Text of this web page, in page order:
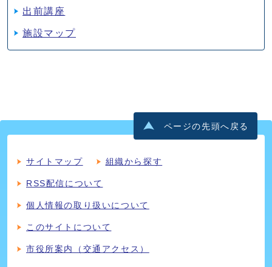
出前講座
施設マップ
ページの先頭へ戻る
サイトマップ 組織から探す
RSS配信について
個人情報の取り扱いについて
このサイトについて
市役所案内（交通アクセス）